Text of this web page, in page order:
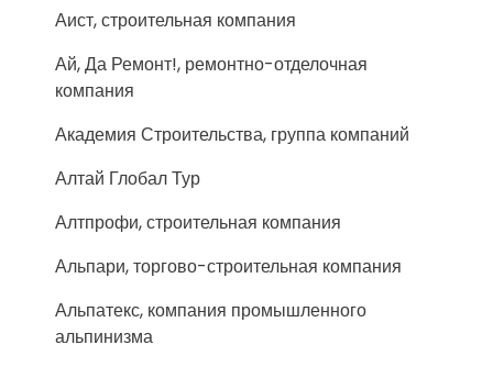
Аист, строительная компания
Ай, Да Ремонт!, ремонтно-отделочная
компания
Академия Строительства, группа компаний
Алтай Глобал Тур
Алтпрофи, строительная компания
Альпари, торгово-строительная компания
Альпатекс, компания промышленного
альпинизма